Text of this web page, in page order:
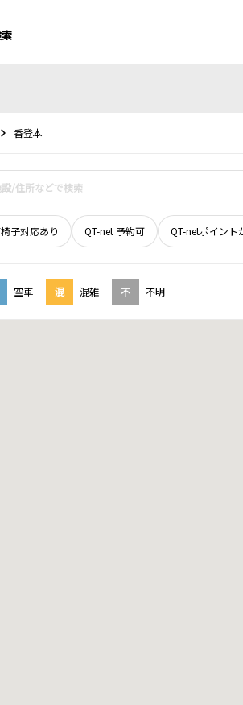
香登本
子対応あり QT-net 予約可 QT-netポイント
空車 混 混雑 不 不明